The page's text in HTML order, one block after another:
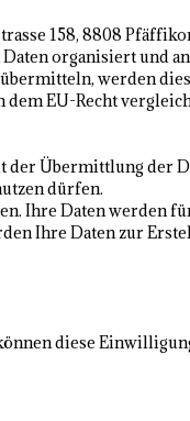
158, 8808
organisiert und
werden
EU-Recht
Übermittlung der
dürfen.
Ihre Daten werden
Ihre Daten zur
diese